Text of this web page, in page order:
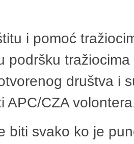
i pomoć
podršku
društva i
APC/CZA
biti svako ko je